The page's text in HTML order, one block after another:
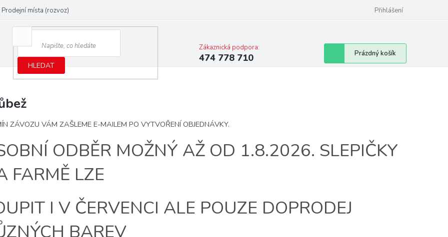
Prodejní místa (rozvoz) Přihlášení
HLEDAT
Zákaznická podpora:
474 778 710
Nákupní
košík
Prázdný košík
ZÁVOZU VÁM ZAŠLEME E-MAILEM PO VYTVOŘENÍ OBJEDNÁVKY.
ODBĚR MOŽNÝ AŽ OD 1.8.2026. SLEPIČKY
FARMĚ LZE
I V ČERVENCI ALE POUZE DOPRODEJ
BAREV